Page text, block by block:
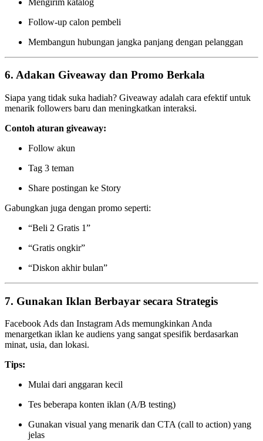
Follow-up calon pembeli
Membangun hubungan jangka panjang dengan pelanggan
6. Adakan Giveaway dan Promo Berkala
Siapa yang tidak suka hadiah? Giveaway adalah cara efektif untuk
menarik followers baru dan meningkatkan interaksi.
Contoh aturan giveaway:
Follow akun
Tag 3 teman
Share postingan ke Story
Gabungkan juga dengan promo seperti:
“Beli 2 Gratis 1”
“Gratis ongkir”
“Diskon akhir bulan”
7. Gunakan Iklan Berbayar secara Strategis
Facebook Ads dan Instagram Ads memungkinkan Anda
menargetkan iklan ke audiens yang sangat spesifik berdasarkan
minat, usia, dan lokasi.
Tips:
Mulai dari anggaran kecil
Tes beberapa konten iklan (A/B testing)
Gunakan visual yang menarik dan CTA (call to action) yang
jelas